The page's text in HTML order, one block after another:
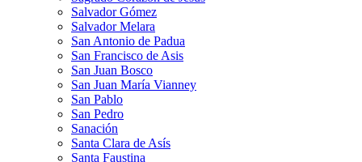
Salvador Gómez
Salvador Melara
San Antonio de Padua
San Francisco de Asis
San Juan Bosco
San Juan María Vianney
San Pablo
San Pedro
Sanación
Santa Clara de Asís
Santa Faustina